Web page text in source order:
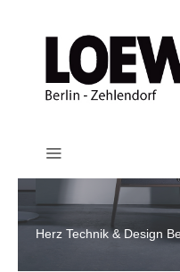
Herz Technik & Design